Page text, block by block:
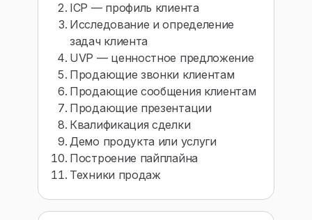
ICP — профиль клиента
Исследование и определение
задач клиента
UVP — ценностное предложение
Продающие звонки клиентам
Продающие сообщения клиентам
Продающие презентации
Квалификация сделки
Демо продукта или услуги
Построение пайплайна
Техники продаж